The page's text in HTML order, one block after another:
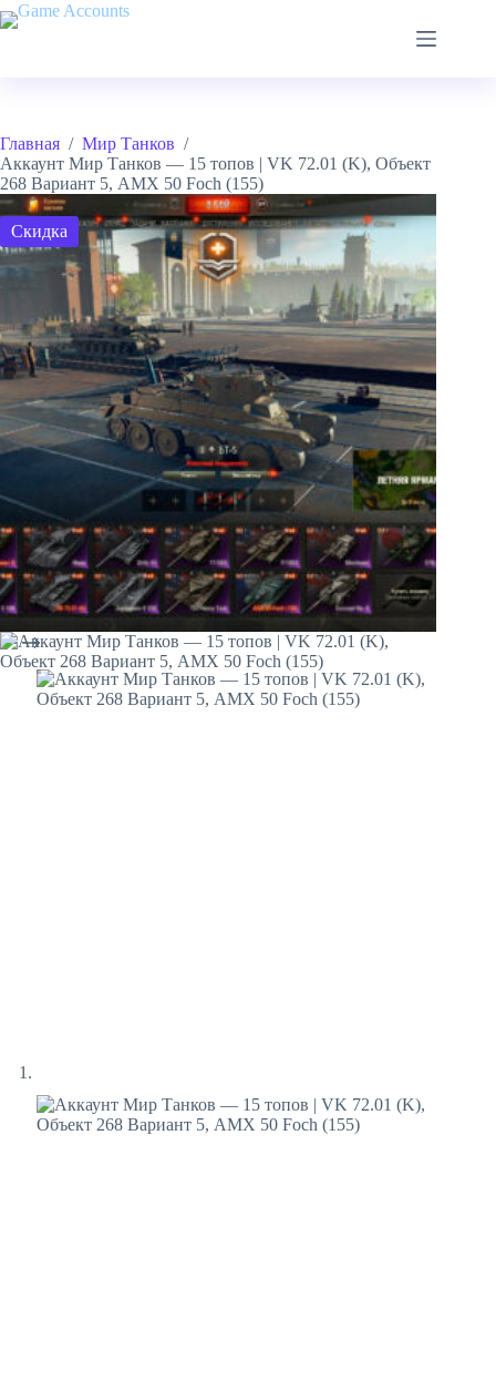
Перейти
к
Главная / Мир Танков /
Аккаунт Мир Танков — 15 топов | VK 72.01 (K), Объект
268 Вариант 5, AMX 50 Foch (155)
Скидка